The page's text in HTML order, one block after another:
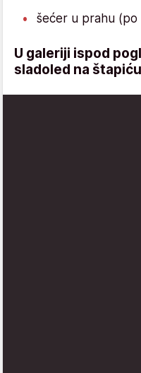
šećer u prahu (po
U galeriji ispod
sladoled na